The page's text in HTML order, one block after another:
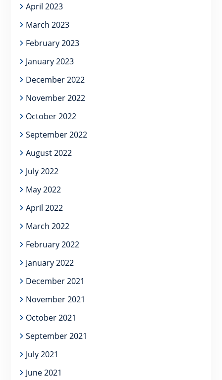
April 2023
March 2023
February 2023
January 2023
December 2022
November 2022
October 2022
September 2022
August 2022
July 2022
May 2022
April 2022
March 2022
February 2022
January 2022
December 2021
November 2021
October 2021
September 2021
July 2021
June 2021